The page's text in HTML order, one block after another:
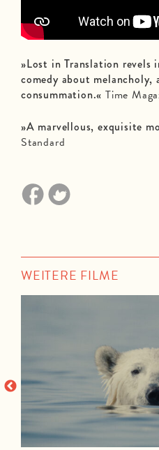
»Lost in Translation revels
comedy about melancholy,
consummation.« Time
»A marvellous, exquisite
Standard
WEITERE FILME